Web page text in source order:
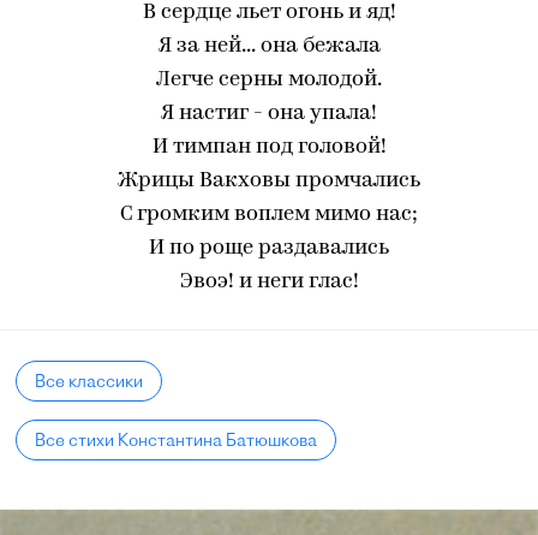
В сердце льет огонь и яд!
Я за ней... она бежала
Легче серны молодой.
Я настиг - она упала!
И тимпан под головой!
Жрицы Вакховы промчались
С громким воплем мимо нас;
И по роще раздавались
Эвоэ! и неги глас!
Все классики
Все стихи Константина Батюшкова